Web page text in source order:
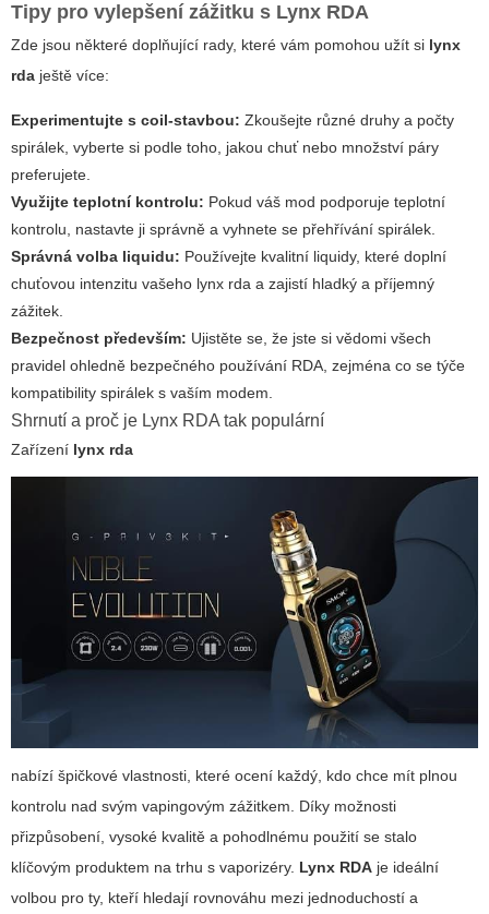
Tipy pro vylepšení zážitku s Lynx RDA
Zde jsou některé doplňující rady, které vám pomohou užít si lynx
rda ještě více:
Experimentujte s coil-stavbou: Zkoušejte různé druhy a počty
spirálek, vyberte si podle toho, jakou chuť nebo množství páry
preferujete.
Využijte teplotní kontrolu: Pokud váš mod podporuje teplotní
kontrolu, nastavte ji správně a vyhnete se přehřívání spirálek.
Správná volba liquidu: Používejte kvalitní liquidy, které doplní
chuťovou intenzitu vašeho lynx rda a zajistí hladký a příjemný
zážitek.
Bezpečnost především: Ujistěte se, že jste si vědomi všech
pravidel ohledně bezpečného používání RDA, zejména co se týče
kompatibility spirálek s vaším modem.
Shrnutí a proč je Lynx RDA tak populární
Zařízení lynx rda
nabízí špičkové vlastnosti, které ocení každý, kdo chce mít plnou
kontrolu nad svým vapingovým zážitkem. Díky možnosti
přizpůsobení, vysoké kvalitě a pohodlnému použití se stalo
klíčovým produktem na trhu s vaporizéry. Lynx RDA je ideální
volbou pro ty, kteří hledají rovnováhu mezi jednoduchostí a